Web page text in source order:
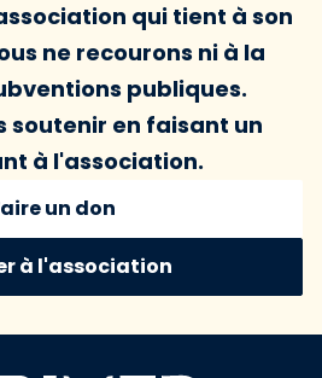
qui tient à son
ne recourons ni à la
publiques.
soutenir en faisant un
à l'association.
un don
à l'association